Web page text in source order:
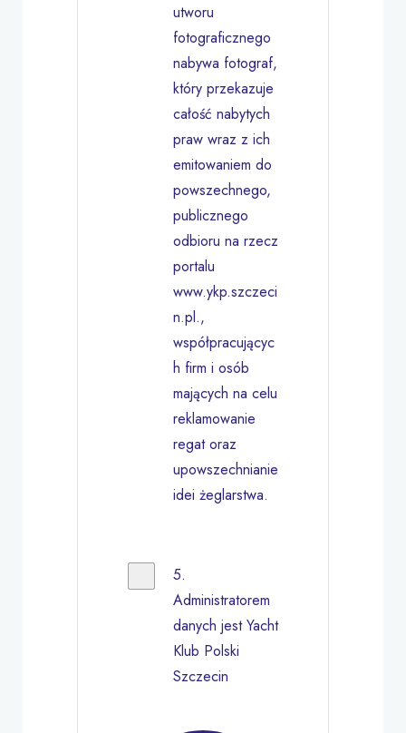
utworu
fotograficznego
nabywa fotograf,
który przekazuje
całość nabytych
praw wraz z ich
emitowaniem do
powszechnego,
publicznego
odbioru na rzecz
portalu
www.ykp.szczeci
n.pl.,
współpracującyc
h firm i osób
mających na celu
reklamowanie
regat oraz
upowszechnianie
idei żeglarstwa.
5.
Administratorem
danych jest Yacht
Klub Polski
Szczecin